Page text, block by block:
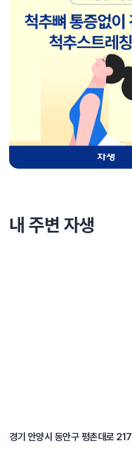
내 주변 자생
경기 안양시 동안구 평촌대로 217